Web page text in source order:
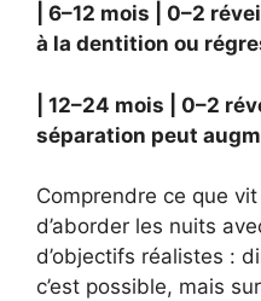
| 6–12 mois | 0–2
à la dentition ou
| 12–24 mois | 0–2
séparation peut
Comprendre ce que
d’aborder les nuits
d’objectifs réalistes :
c’est possible, mais